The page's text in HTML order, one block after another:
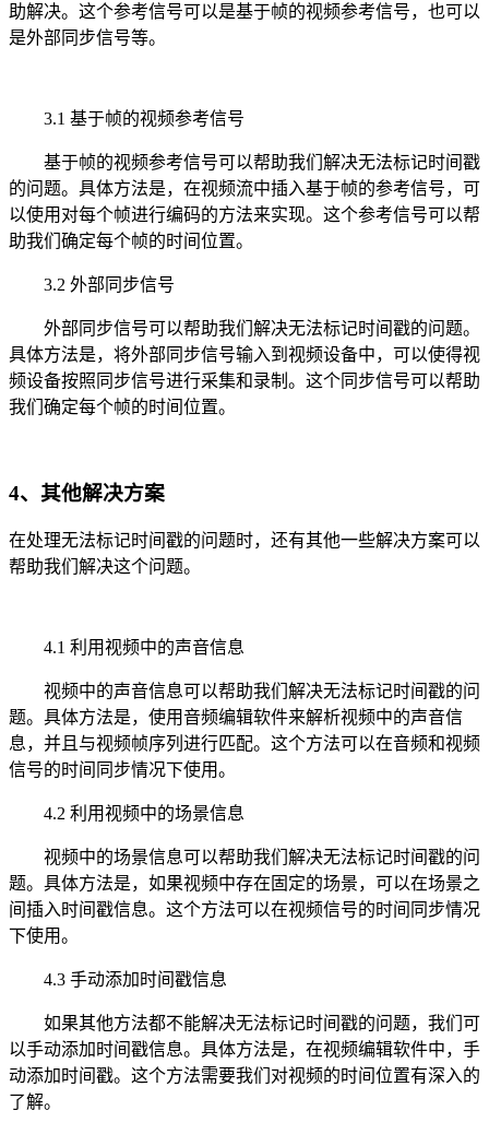
助解决。这个参考信号可以是基于帧的视频参考信号，也可以
是外部同步信号等。
3.1 基于帧的视频参考信号
基于帧的视频参考信号可以帮助我们解决无法标记时间戳
的问题。具体方法是，在视频流中插入基于帧的参考信号，可
以使用对每个帧进行编码的方法来实现。这个参考信号可以帮
助我们确定每个帧的时间位置。
3.2 外部同步信号
外部同步信号可以帮助我们解决无法标记时间戳的问题。
具体方法是，将外部同步信号输入到视频设备中，可以使得视
频设备按照同步信号进行采集和录制。这个同步信号可以帮助
我们确定每个帧的时间位置。
4、其他解决方案
在处理无法标记时间戳的问题时，还有其他一些解决方案可以
帮助我们解决这个问题。
4.1 利用视频中的声音信息
视频中的声音信息可以帮助我们解决无法标记时间戳的问
题。具体方法是，使用音频编辑软件来解析视频中的声音信
息，并且与视频帧序列进行匹配。这个方法可以在音频和视频
信号的时间同步情况下使用。
4.2 利用视频中的场景信息
视频中的场景信息可以帮助我们解决无法标记时间戳的问
题。具体方法是，如果视频中存在固定的场景，可以在场景之
间插入时间戳信息。这个方法可以在视频信号的时间同步情况
下使用。
4.3 手动添加时间戳信息
如果其他方法都不能解决无法标记时间戳的问题，我们可
以手动添加时间戳信息。具体方法是，在视频编辑软件中，手
动添加时间戳。这个方法需要我们对视频的时间位置有深入的
了解。